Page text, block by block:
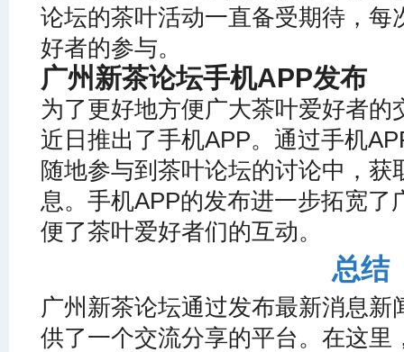
论坛的茶叶活动一直备受期待，每
好者的参与。
广州新茶论坛手机APP发布
为了更好地方便广大茶叶爱好者
近日推出了手机APP。通过手机
随地参与到茶叶论坛的讨论中，
息。手机APP的发布进一步拓宽了
便了茶叶爱好者们的互动。
总结
广州新茶论坛通过发布最新消息
供了一个交流分享的平台。在这里